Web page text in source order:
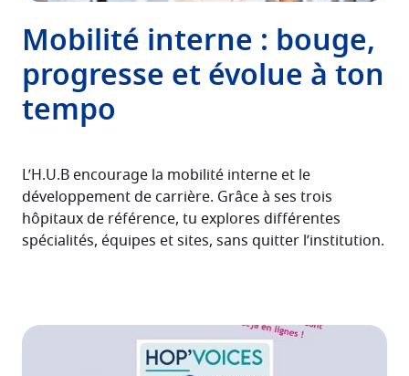
Mobilité interne : bouge,
progresse et évolue à ton
tempo
L’H.U.B encourage la mobilité interne et le
développement de carrière. Grâce à ses trois
hôpitaux de référence, tu explores différentes
spécialités, équipes et sites, sans quitter l’institution.